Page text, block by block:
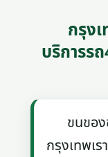
กรุง
บริการร
ขนของ
กรุงเทพเ